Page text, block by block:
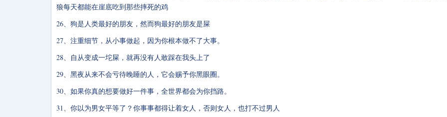
狼每天都能在崖底吃到那些摔死的鸡
26、狗是人类最好的朋友，然而狗最好的朋友是屎
27、注重细节，从小事做起，因为你根本做不了大事。
28、自从变成一坨屎，就再没有人敢踩在我头上了
29、黑夜从来不会亏待晚睡的人，它会赐予你黑眼圈。
30、如果你真的想要做好一件事，全世界都会为你挡路。
31、你以为男女平等了？你事事都得让着女人，否则女人，也打不过男人